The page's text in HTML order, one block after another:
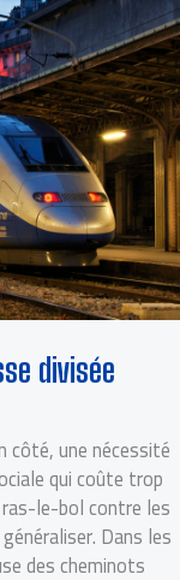
divisée
côté, une nécessité
qui coûte trop
ras-le-bol contre les
Dans les
des cheminots